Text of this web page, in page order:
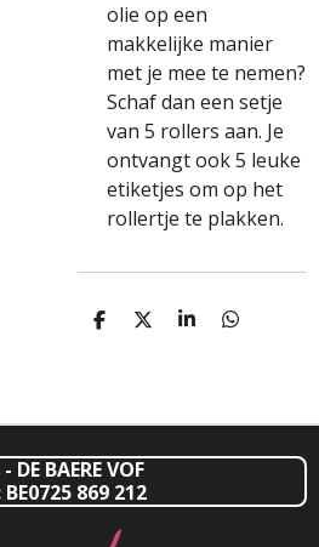
olie op een
makkelijke manier
met je mee te nemen?
Schaf dan een setje
van 5 rollers aan. Je
ontvangt ook 5 leuke
etiketjes om op het
rollertje te plakken.
D
D
S
D
DE BAERE VOF
BE0725 869 212